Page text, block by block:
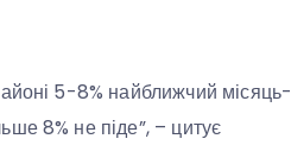
5-8% найближчий місяць-
8% не піде”, – цитує